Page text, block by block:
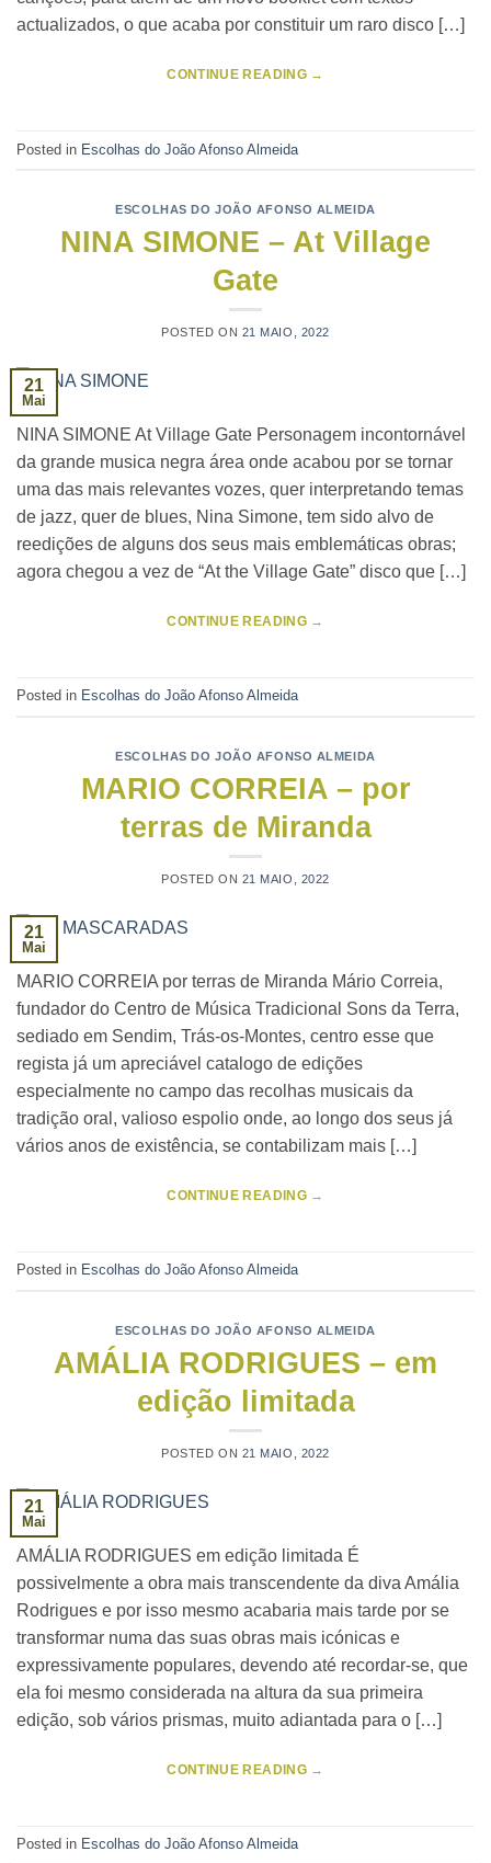
actualizados, o que acaba por constituir um raro disco […]
CONTINUE READING →
Posted in Escolhas do João Afonso Almeida
ESCOLHAS DO JOÃO AFONSO ALMEIDA
NINA SIMONE – At Village
Gate
POSTED ON 21 MAIO, 2022
21
Mai
NINA SIMONE At Village Gate Personagem incontornável
da grande musica negra área onde acabou por se tornar
uma das mais relevantes vozes, quer interpretando temas
de jazz, quer de blues, Nina Simone, tem sido alvo de
reedições de alguns dos seus mais emblemáticas obras;
agora chegou a vez de “At the Village Gate” disco que […]
CONTINUE READING →
Posted in Escolhas do João Afonso Almeida
ESCOLHAS DO JOÃO AFONSO ALMEIDA
MARIO CORREIA – por
terras de Miranda
POSTED ON 21 MAIO, 2022
21
Mai
MARIO CORREIA por terras de Miranda Mário Correia,
fundador do Centro de Música Tradicional Sons da Terra,
sediado em Sendim, Trás-os-Montes, centro esse que
regista já um apreciável catalogo de edições
especialmente no campo das recolhas musicais da
tradição oral, valioso espolio onde, ao longo dos seus já
vários anos de existência, se contabilizam mais […]
CONTINUE READING →
Posted in Escolhas do João Afonso Almeida
ESCOLHAS DO JOÃO AFONSO ALMEIDA
AMÁLIA RODRIGUES – em
edição limitada
POSTED ON 21 MAIO, 2022
21
Mai
AMÁLIA RODRIGUES em edição limitada É
possivelmente a obra mais transcendente da diva Amália
Rodrigues e por isso mesmo acabaria mais tarde por se
transformar numa das suas obras mais icónicas e
expressivamente populares, devendo até recordar-se, que
ela foi mesmo considerada na altura da sua primeira
edição, sob vários prismas, muito adiantada para o […]
CONTINUE READING →
Posted in Escolhas do João Afonso Almeida